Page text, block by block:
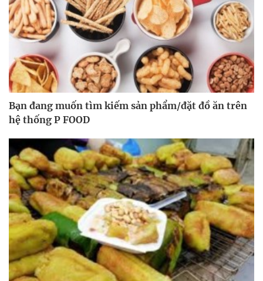
Bạn đang muốn tìm kiếm sản phẩm/đặt đồ ăn trên
hệ thống P FOOD